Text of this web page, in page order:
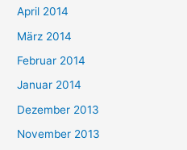
April 2014
März 2014
Februar 2014
Januar 2014
Dezember 2013
November 2013